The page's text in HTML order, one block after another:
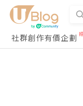
社群創作有價企劃